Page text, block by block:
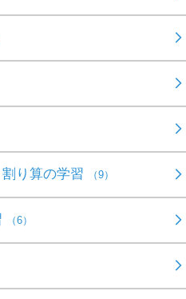
り算の学習 （9）
（6）